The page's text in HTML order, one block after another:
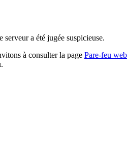
a été jugée suspicieuse.
à consulter la page Pare-feu